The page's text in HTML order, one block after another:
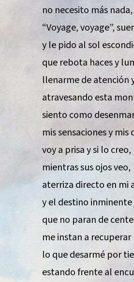
no necesito más
“Voyage, voyage”,
y le pido al sol
que rebota haces y
llenarme de atención
atravesando esta
siento como
mis sensaciones y mis
voy a prisa y si lo creo,
mientras sus ojos veo,
aterriza directo en mi
y el destino
que no paran de
me instan a recuperar
lo que desarmé por
estando frente al